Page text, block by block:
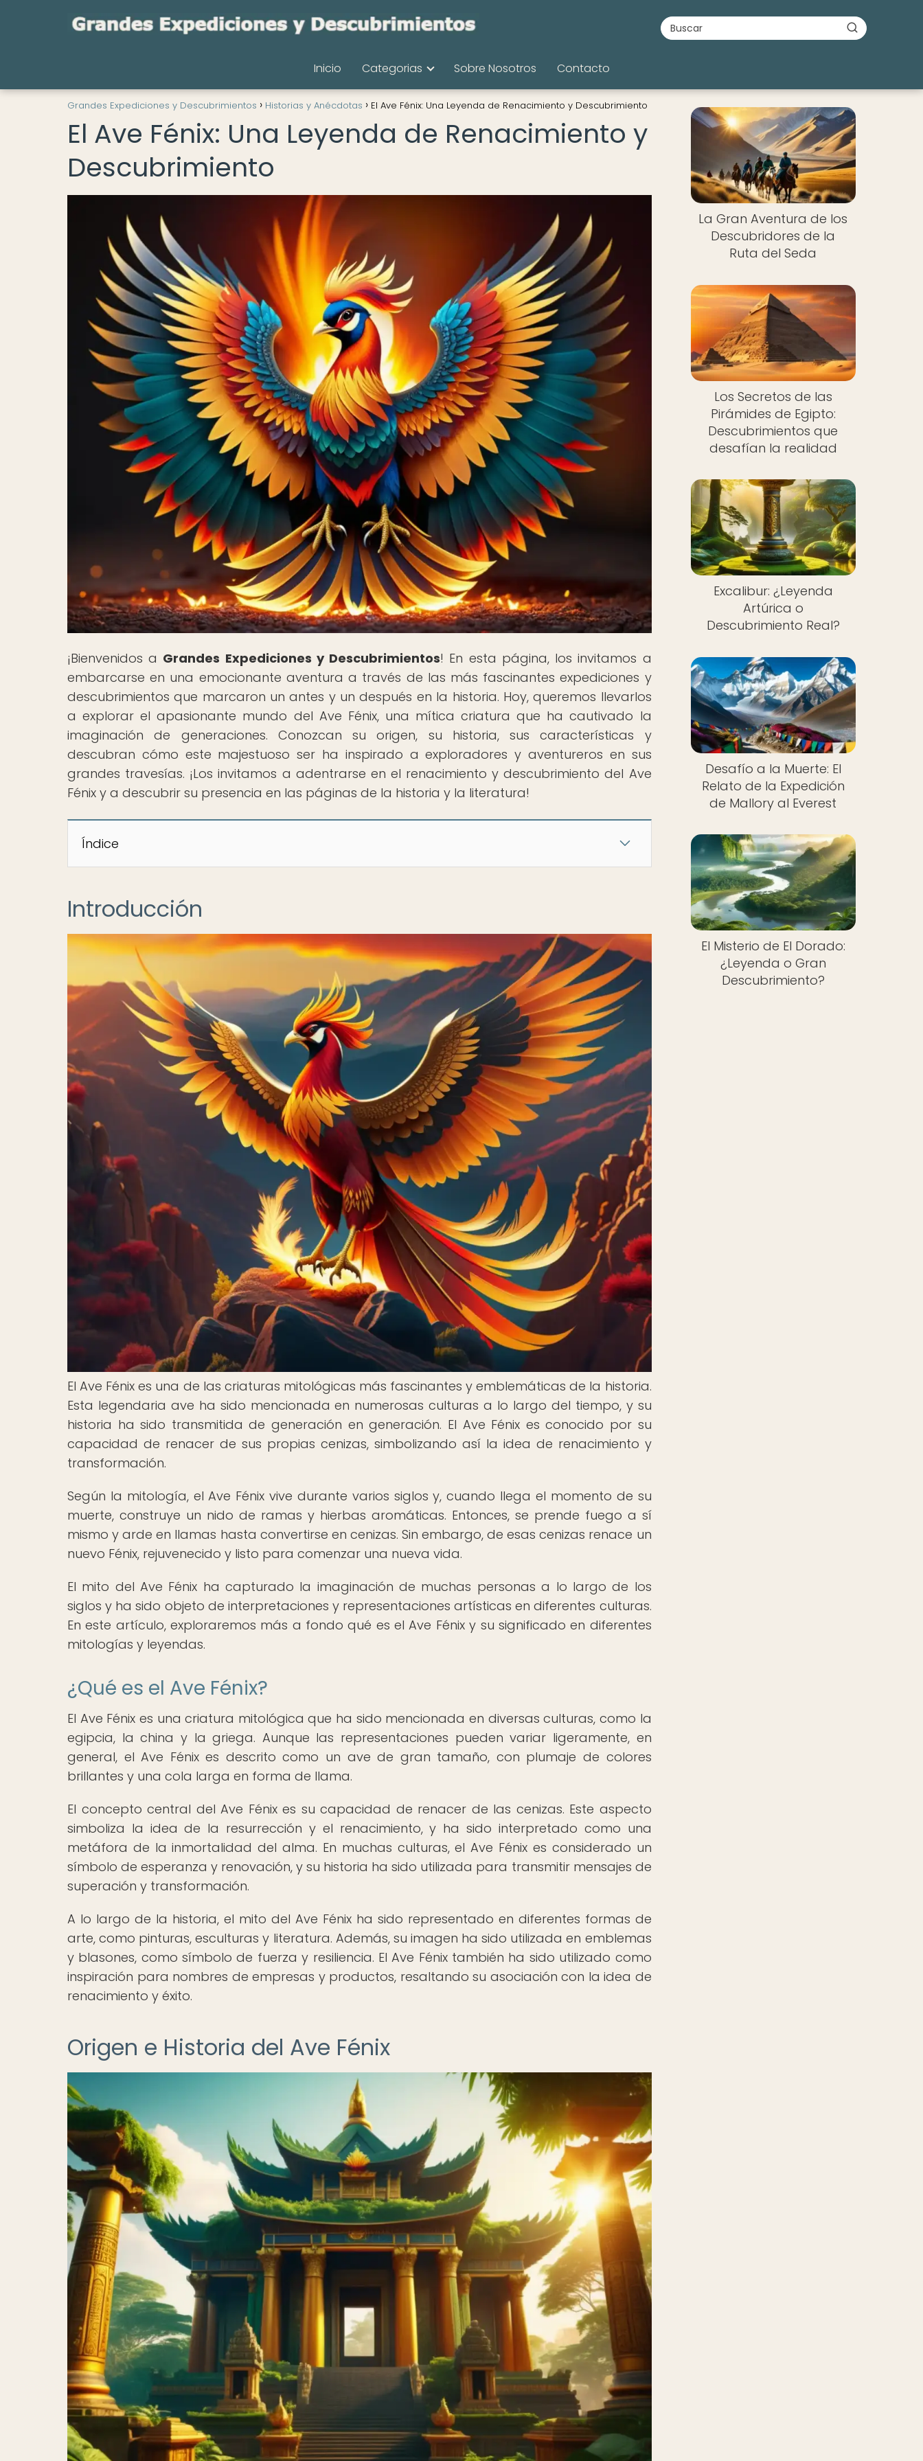
Inicio Categorias Sobre Nosotros Contacto
Grandes Expediciones y Descubrimientos Historias y Anécdotas El Ave Fénix: Una Leyenda de Renacimiento y Descubrimiento
El Ave Fénix: Una Leyenda de Renacimiento y
Descubrimiento
¡Bienvenidos a Grandes Expediciones y Descubrimientos! En esta página, los invitamos a
embarcarse en una emocionante aventura a través de las más fascinantes expediciones y
descubrimientos que marcaron un antes y un después en la historia. Hoy, queremos llevarlos
a explorar el apasionante mundo del Ave Fénix, una mítica criatura que ha cautivado la
imaginación de generaciones. Conozcan su origen, su historia, sus características y
descubran cómo este majestuoso ser ha inspirado a exploradores y aventureros en sus
grandes travesías. ¡Los invitamos a adentrarse en el renacimiento y descubrimiento del Ave
Fénix y a descubrir su presencia en las páginas de la historia y la literatura!
Índice
Introducción
El Ave Fénix es una de las criaturas mitológicas más fascinantes y emblemáticas de la historia.
Esta legendaria ave ha sido mencionada en numerosas culturas a lo largo del tiempo, y su
historia ha sido transmitida de generación en generación. El Ave Fénix es conocido por su
capacidad de renacer de sus propias cenizas, simbolizando así la idea de renacimiento y
transformación.
Según la mitología, el Ave Fénix vive durante varios siglos y, cuando llega el momento de su
muerte, construye un nido de ramas y hierbas aromáticas. Entonces, se prende fuego a sí
mismo y arde en llamas hasta convertirse en cenizas. Sin embargo, de esas cenizas renace un
nuevo Fénix, rejuvenecido y listo para comenzar una nueva vida.
El mito del Ave Fénix ha capturado la imaginación de muchas personas a lo largo de los
siglos y ha sido objeto de interpretaciones y representaciones artísticas en diferentes culturas.
En este artículo, exploraremos más a fondo qué es el Ave Fénix y su significado en diferentes
mitologías y leyendas.
¿Qué es el Ave Fénix?
El Ave Fénix es una criatura mitológica que ha sido mencionada en diversas culturas, como la
egipcia, la china y la griega. Aunque las representaciones pueden variar ligeramente, en
general, el Ave Fénix es descrito como un ave de gran tamaño, con plumaje de colores
brillantes y una cola larga en forma de llama.
El concepto central del Ave Fénix es su capacidad de renacer de las cenizas. Este aspecto
simboliza la idea de la resurrección y el renacimiento, y ha sido interpretado como una
metáfora de la inmortalidad del alma. En muchas culturas, el Ave Fénix es considerado un
símbolo de esperanza y renovación, y su historia ha sido utilizada para transmitir mensajes de
superación y transformación.
A lo largo de la historia, el mito del Ave Fénix ha sido representado en diferentes formas de
arte, como pinturas, esculturas y literatura. Además, su imagen ha sido utilizada en emblemas
y blasones, como símbolo de fuerza y resiliencia. El Ave Fénix también ha sido utilizado como
inspiración para nombres de empresas y productos, resaltando su asociación con la idea de
renacimiento y éxito.
Origen e Historia del Ave Fénix
La Gran Aventura de los
Descubridores de la
Ruta del Seda
Los Secretos de las
Pirámides de Egipto:
Descubrimientos que
desafían la realidad
Excalibur: ¿Leyenda
Artúrica o
Descubrimiento Real?
Desafío a la Muerte: El
Relato de la Expedición
de Mallory al Everest
El Misterio de El Dorado:
¿Leyenda o Gran
Descubrimiento?